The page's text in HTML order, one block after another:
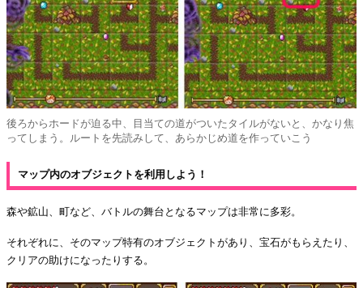
後ろからホードが迫る中、目当ての道がついたタイルがないと、かなり焦
ってしまう。ルートを先読みして、あらかじめ道を作っていこう
マップ内のオブジェクトを利用しよう！
森や鉱山、町など、バトルの舞台となるマップは非常に多彩。
それぞれに、そのマップ特有のオブジェクトがあり、宝石がもらえたり、
クリアの助けになったりする。